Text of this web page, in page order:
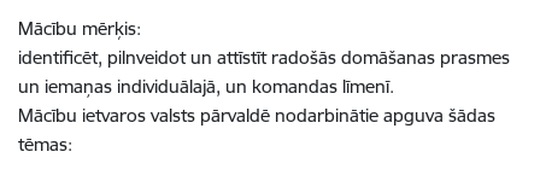
Mācību mērķis:
identificēt, pilnveidot un attīstīt radošās domāšanas prasmes
un iemaņas individuālajā, un komandas līmenī.
Mācību ietvaros valsts pārvaldē nodarbinātie apguva šādas
tēmas: